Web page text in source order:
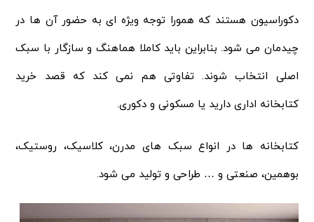
دکوراسیون هستند که همورا توجه ویژه ای به حضور آن ها در
چیدمان می شود. بنابراین باید کاملا هماهنگ و سازگار با سبک
اصلی انتخاب شوند. تفاوتی هم نمی کند که قصد خرید
کتابخانه اداری دارید یا مسکونی و دکوری.
کتابخانه ها در انواع سبک های مدرن، کلاسیک، روستیک،
بوهمین، صنعتی و … طراحی و تولید می شود.